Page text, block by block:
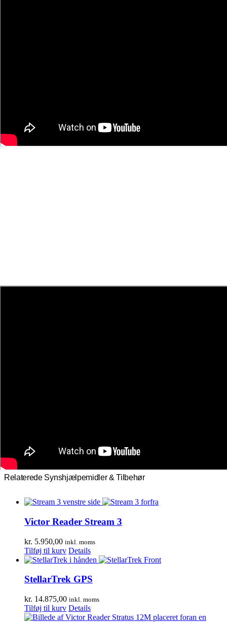
Relaterede Synshjælpemidler & Tilbehør
Victor Reader Stream 3
kr. 5.950,00 inkl. moms
Tilføj til kurv Details
StellarTrek GPS
kr. 14.875,00 inkl. moms
Tilføj til kurv Details